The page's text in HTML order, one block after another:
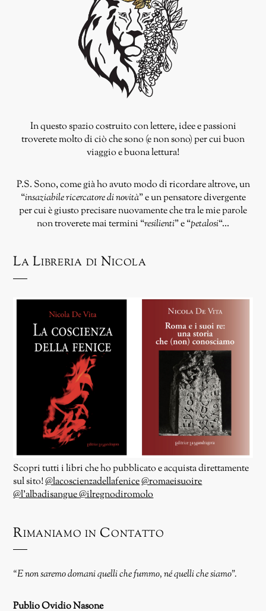
In questo spazio costruito con lettere, idee e passioni
troverete molto di ciò che sono (e non sono) per cui buon
viaggio e buona lettura!
P.S. Sono, come già ho avuto modo di ricordare altrove, un
“insaziabile ricercatore di novità” e un pensatore divergente
per cui è giusto precisare nuovamente che tra le mie parole
non troverete mai termini “resilienti” e “petalosi“…
La Libreria di Nicola
Scopri tutti i libri che ho pubblicato e acquista direttamente
sul sito!@lacoscienzadellafenice@romaeisuoire
@l’albadisangue@ilregnodiromolo
Rimaniamo in Contatto
“E non saremo domani quelli che fummo, né quelli che siamo”.
Publio Ovidio Nasone